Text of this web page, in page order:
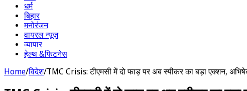
धर्म
बिहार
मनोरंजन
वायरल न्यूज़
व्यापार
हेल्थ &फिटनेस
Home/विदेश/TMC Crisis: टीएमसी में दो फाड़ पर अब स्पीकर का बड़ा एक्शन,